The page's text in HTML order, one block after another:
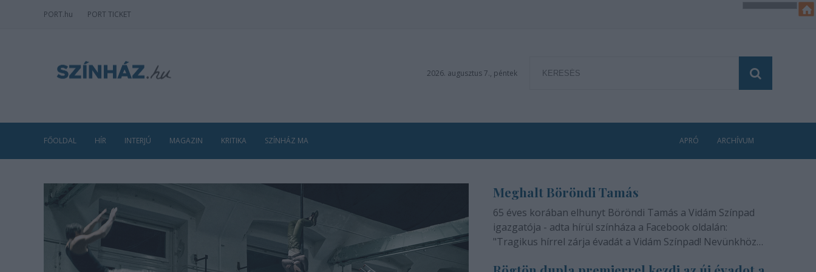
PORT.hu PORT TICKET
2026. augusztus 7., péntek
FŐOLDAL HÍR INTERJÚ MAGAZIN KRITIKA SZÍNHÁZ MA APRÓ ARCHÍVUM
Meghalt Böröndi Tamás
65 éves korában elhunyt Böröndi Tamás a Vidám Színpad
igazgatója - adta hírül színháza a Facebook oldalán:
"Tragikus hírrel zárja évadát a Vidám Színpad! Nevünkhöz